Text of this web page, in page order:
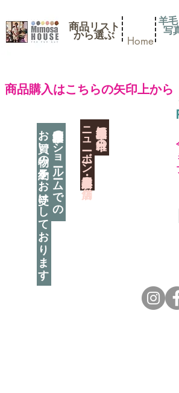
商品リスト
​から選ぶ Home
​商品購入はこちらの矢印上から
神奈川県相模原市に日本唯一の
​ニューボーン撮影用小道具店・３店舗
羊
写
神奈川県相模原市のショールームでの
お買い物の予約をお受けしております